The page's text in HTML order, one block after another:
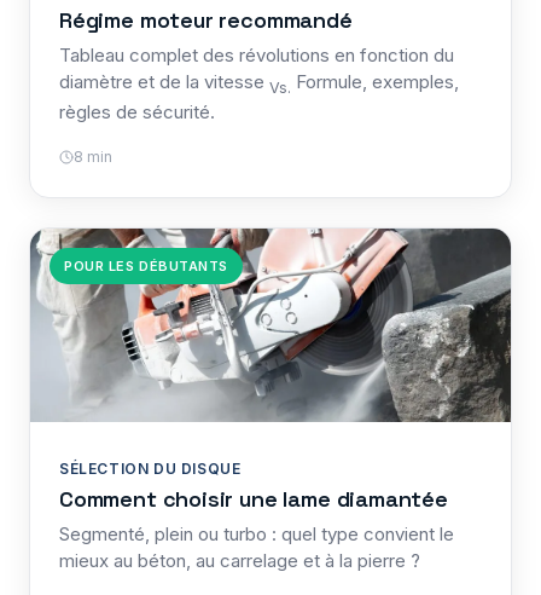
Régime moteur recommandé
Tableau complet des révolutions en fonction du
diamètre et de la vitesse Vs. Formule, exemples,
règles de sécurité.
8 min
POUR LES DÉBUTANTS
SÉLECTION DU DISQUE
Comment choisir une lame diamantée
Segmenté, plein ou turbo : quel type convient le
mieux au béton, au carrelage et à la pierre ?